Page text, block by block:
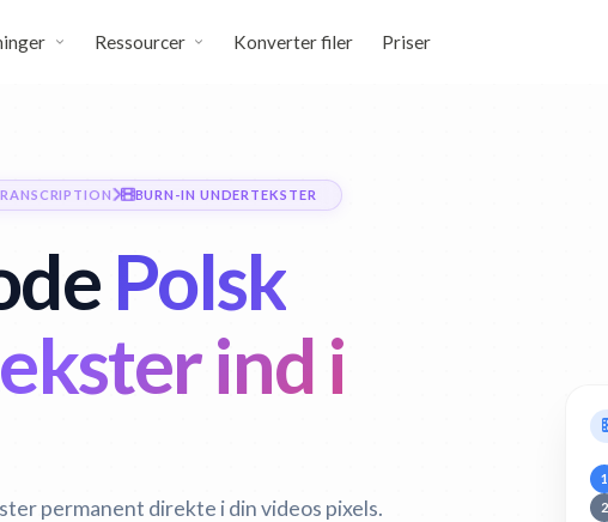
Ressourcer Konverter filer Priser
BURN-IN UNDERTEKSTER
Polsk
ind i
permanent direkte i din videos pixels.
1
2